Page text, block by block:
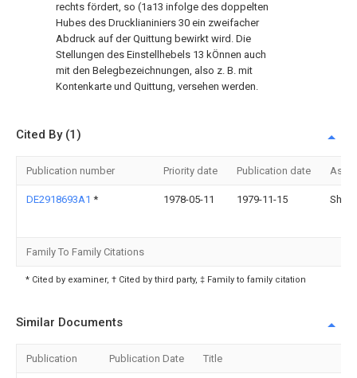
rechts fördert, so (1a13 infolge des doppelten
Hubes des Drucklianiniers 30 ein zweifacher
Abdruck auf der Quittung bewirkt wird. Die
Stellungen des Einstellhebels 13 kÖnnen auch
mit den Belegbezeichnungen, also z. B. mit
Kontenkarte und Quittung, versehen werden.
Cited By (1)
Publication number Priority date Publication date
DE2918693A1 * 1978-05-11 1979-11-15
Family To Family Citations
* Cited by examiner, † Cited by third party, ‡ Family to family citation
Similar Documents
Publication Publication Date Title